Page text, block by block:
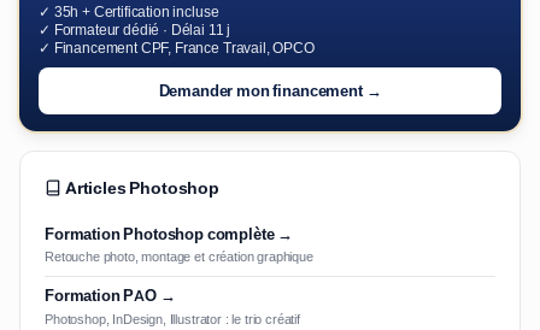
✓ 35h + Certification incluse
✓ Formateur dédié · Délai 11 j
✓ Financement CPF, France Travail, OPCO
Demander mon financement →
Articles Photoshop
Formation Photoshop complète →
Retouche photo, montage et création graphique
Formation PAO →
Photoshop, InDesign, Illustrator : le trio créatif